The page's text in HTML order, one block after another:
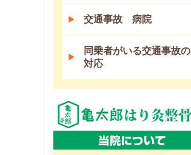
交通事故 病院
同乗者がいる交通事故の
対応